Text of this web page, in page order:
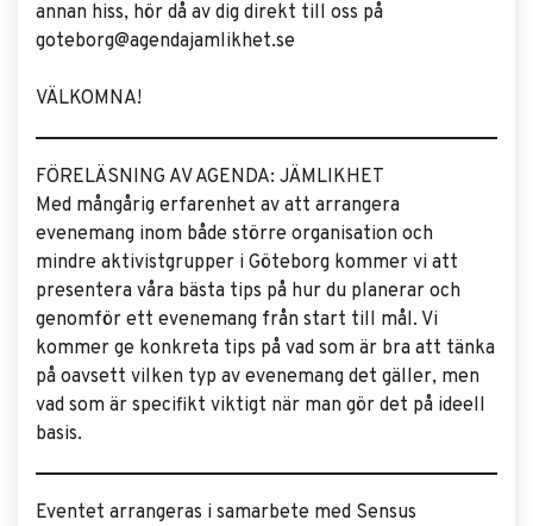
annan hiss, hör då av dig direkt till oss på
goteborg@agendajamlikhet.se
VÄLKOMNA!
FÖRELÄSNING AV AGENDA: JÄMLIKHET
Med mångårig erfarenhet av att arrangera
evenemang inom både större organisation och
mindre aktivistgrupper i Göteborg kommer vi att
presentera våra bästa tips på hur du planerar och
genomför ett evenemang från start till mål. Vi
kommer ge konkreta tips på vad som är bra att tänka
på oavsett vilken typ av evenemang det gäller, men
vad som är specifikt viktigt när man gör det på ideell
basis.
Eventet arrangeras i samarbete med Sensus